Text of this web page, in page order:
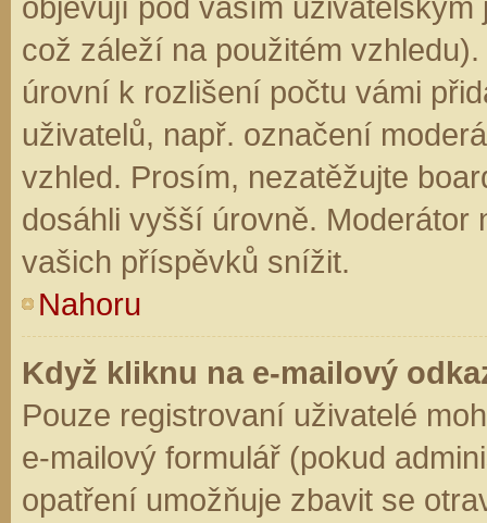
což záleží na použitém
úrovní k rozlišení počtu vámi
uživatelů, např. označení
vzhled. Prosím, nezatěžujte
dosáhli vyšší úrovně. Moderátor
vašich příspěvků snížit.
Nahoru
Když kliknu na e-mailový
Pouze registrovaní uživatelé
e-mailový formulář (pokud
opatření umožňuje zbavit se